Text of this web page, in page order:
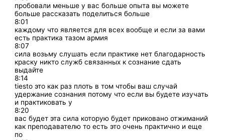
пробовали меньше у вас больше опыта вы можете
больше рассказать поделиться больше
8:01
каждому что является для всех вообще и если за вами
есть практика тазом армия
8:07
сила возьму слушать если практике нет благодарность
краску никто служб связанных к сознание сдать
выдайте
8:14
tiesto это как раз плоть в том чтобы ваш случай
удержание сознания потому что если вы будете изучать
и практиковать у
8:20
вас будет эта сила которую будет приковано отжиманий
как преподавателю то есть это очень практично и еще
по